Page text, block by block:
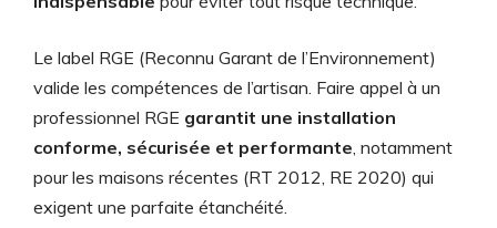
Le label RGE (Reconnu Garant de l’Environnement)
valide les compétences de l’artisan. Faire appel à un
professionnel RGE garantit une installation
conforme, sécurisée et performante , notamment
pour les maisons récentes (RT 2012, RE 2020) qui
exigent une parfaite étanchéité.